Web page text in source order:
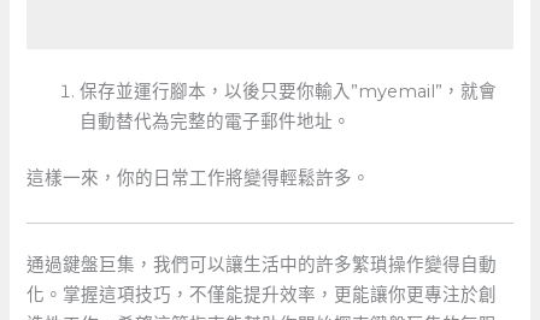
保存並運行腳本，以後只要你輸入”myemail”，就會
自動替代為完整的電子郵件地址。
這樣一來，你的日常工作將變得輕鬆許多。
通過鍵盤巨集，我們可以讓生活中的許多繁瑣操作變得自動
化。掌握這項技巧，不僅能提升效率，更能讓你更專注於創